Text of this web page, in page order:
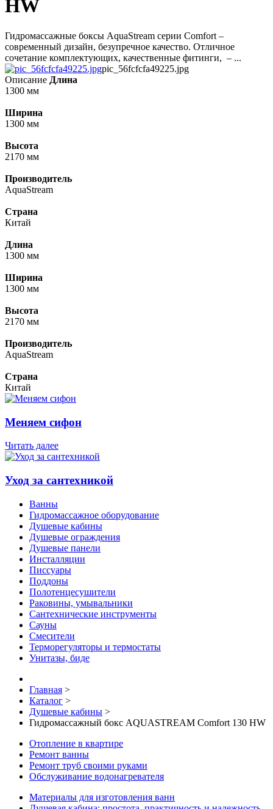
HW
Гидромассажные боксы AquaStream сeрии Comfort –
современный дизайн, безупречное качество. Отличное
сочетание комплектующих, качественные фитинги, – ...
pic_56fcfcfa49225.jpg
Описание Длина
1300 мм
Ширина
1300 мм
Высота
2170 мм
Производитель
AquaStream
Страна
Китай
Длина
1300 мм
Ширина
1300 мм
Высота
2170 мм
Производитель
AquaStream
Страна
Китай
Меняем сифон
Читать далее
Уход за сантехникой
Ванны
Гидромассажное оборудование
Душевые кабины
Душевые ограждения
Душевые панели
Инсталляции
Писсуары
Поддоны
Полотенцесушители
Раковины, умывальники
Сантехнические инструменты
Сауны
Смесители
Терморегуляторы и термостаты
Унитазы, биде
Главная >
Каталог >
Душевые кабины >
Гидромассажный бокс AQUASTREAM Comfort 130 HW
Отопление в квартире
Ремонт ванны
Ремонт труб своими руками
Обслуживание водонагревателя
Материалы для изготовления ванн